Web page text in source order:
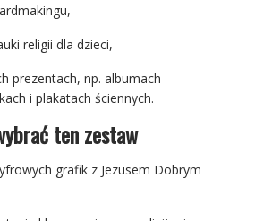
religii dla dzieci,
prezentach, np. albumach
i plakatach ściennych.
ten zestaw
grafik z Jezusem Dobrym